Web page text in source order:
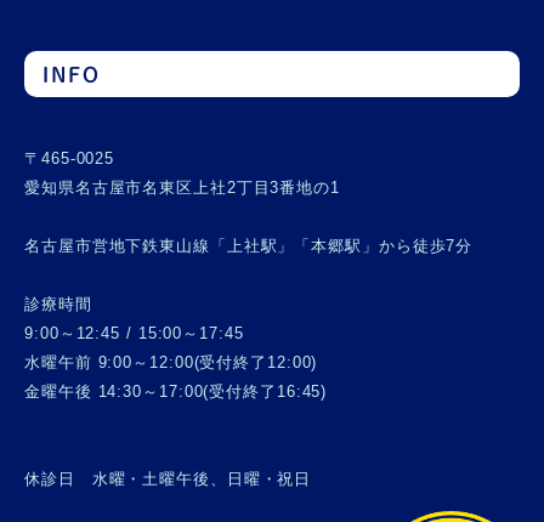
INFO
〒465-0025
愛知県名古屋市名東区上社2丁目3番地の1
名古屋市営地下鉄東山線「上社駅」「本郷駅」から徒歩7分
診療時間
9:00～12:45 / 15:00～17:45
水曜午前 9:00～12:00(受付終了12:00)
金曜午後 14:30～17:00(受付終了16:45)
休診日 水曜・土曜午後、日曜・祝日